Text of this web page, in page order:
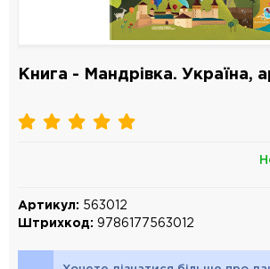
Книга - Мандрівка. Україна,
Артикул: 563012
Штрихкод: 9786177563012